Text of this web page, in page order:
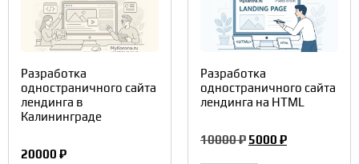
Разработка
одностраничного сайта
лендинга в
Калининграде
20000 ₽
Разработка
одностраничного сайта
лендинга на HTML
10000₽ 5000 ₽